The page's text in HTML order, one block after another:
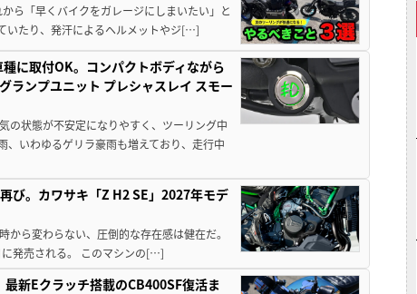
ら「早くバイクをガレージにしまいたい」と
いたり、発汗によるヘルメットやジ[…]
に取付OK。コンパクトボディながら
ランプユニット プレシャスレイ スモー
の状態が不安定になりやすく、ツーリング中
いわゆるゲリラ豪雨も増えており、走行中
び。カワサキ「Z H2 SE」2027年モデ
ら変わらない、圧倒的な存在感は健在だ。
発売される。 このマシンの[…]
新Eクラッチ搭載のCB400SF復活ま